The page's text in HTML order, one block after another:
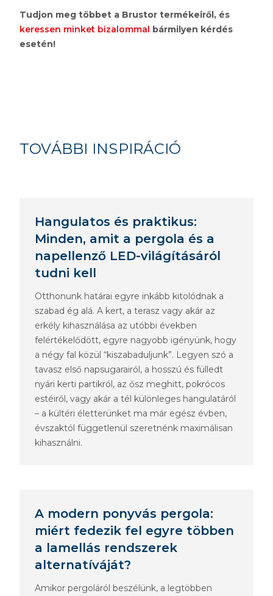
Tudjon meg többet a Brustor termékeiről, és
keressen minket bizalommal bármilyen kérdés
esetén!
TOVÁBBI INSPIRÁCIÓ
Hangulatos és praktikus:
Minden, amit a pergola és a
napellenző LED-világításáról
tudni kell
Otthonunk határai egyre inkább kitolódnak a
szabad ég alá. A kert, a terasz vagy akár az
erkély kihasználása az utóbbi években
felértékelődött, egyre nagyobb igényünk, hogy
a négy fal közül “kiszabaduljunk”. Legyen szó a
tavasz első napsugarairól, a hosszú és fülledt
nyári kerti partikról, az ősz meghitt, pokrócos
estéiről, vagy akár a tél különleges hangulatáról
– a kültéri életterünket ma már egész évben,
évszaktól függetlenül szeretnénk maximálisan
kihasználni.
A modern ponyvás pergola:
miért fedezik fel egyre többen
a lamellás rendszerek
alternatíváját?
Amikor pergoláról beszélünk, a legtöbben